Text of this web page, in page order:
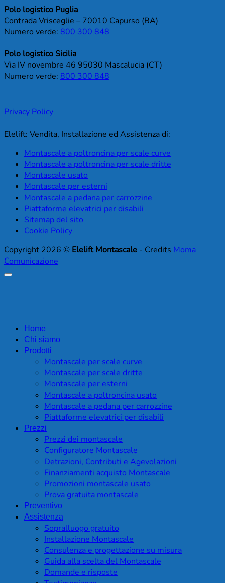
Polo logistico Puglia
Contrada Vrisceglie – 70010 Capurso (BA)
Numero verde: 800 300 848
Polo logistico Sicilia
Via IV novembre 46 95030 Mascalucia (CT)
Numero verde: 800 300 848
Privacy Policy
Elelift: Vendita, Installazione ed Assistenza di:
Montascale a poltroncina per scale curve
Montascale a poltroncina per scale dritte
Montascale usato
Montascale per esterni
Montascale a pedana per carrozzine
Piattaforme elevatrici per disabili
Sitemap del sito
Cookie Policy
Copyright 2026 © Elelift Montascale - Credits Moma
Comunicazione
Home
Chi siamo
Prodotti
Montascale per scale curve
Montascale per scale dritte
Montascale per esterni
Montascale a poltroncina usato
Montascale a pedana per carrozzine
Piattaforme elevatrici per disabili
Prezzi
Prezzi dei montascale
Configuratore Montascale
Detrazioni, Contributi e Agevolazioni
Finanziamenti acquisto Montascale
Promozioni montascale usato
Prova gratuita montascale
Preventivo
Assistenza
Sopralluogo gratuito
Installazione Montascale
Consulenza e progettazione su misura
Guida alla scelta del Montascale
Domande e risposte